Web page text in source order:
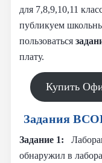
для 7,8,9,10,11
публикуем
пользоваться
плату.
Купить
Задания
Задание 1:
обнаружил в